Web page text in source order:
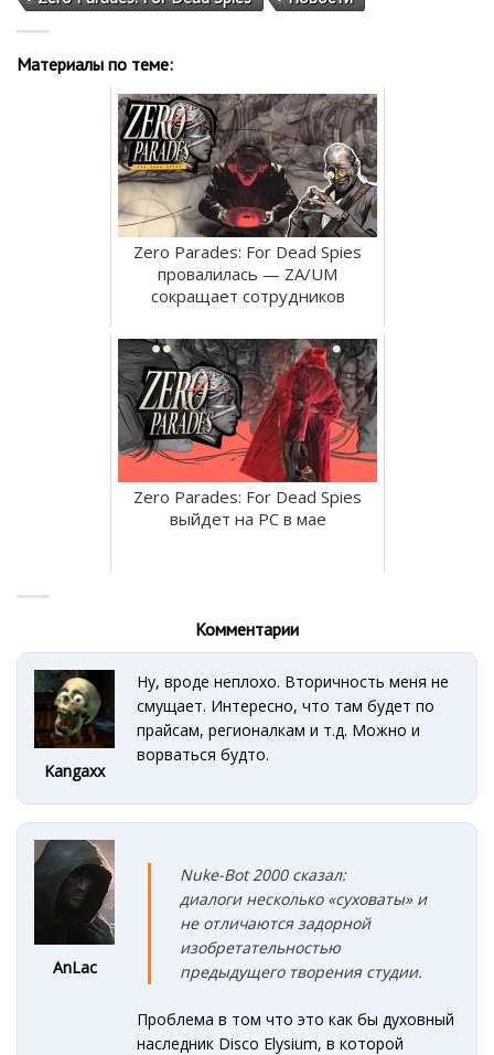
Материалы по теме:
Zero Parades: For Dead Spies
провалилась — ZA/UM
сокращает сотрудников
Zero Parades: For Dead Spies
выйдет на PC в мае
Комментарии
Kangaxx
Ну, вроде неплохо. Вторичность меня не
смущает. Интересно, что там будет по
прайсам, регионалкам и т.д. Можно и
ворваться будто.
AnLac
Nuke-Bot 2000 сказал:
диалоги несколько «суховаты» и
не отличаются задорной
изобретательностью
предыдущего творения студии.
Проблема в том что это как бы духовный
наследник Disco Elysium, в которой